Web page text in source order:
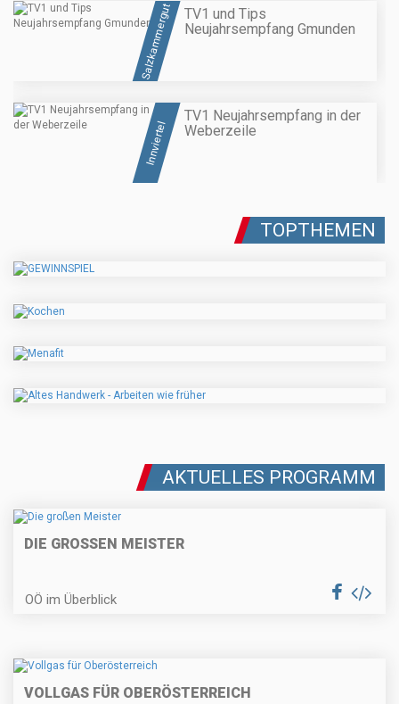
Salzkammergut
TV1 und Tips
Neujahrsempfang Gmunden
Innviertel
TV1 Neujahrsempfang in der
Weberzeile
TOPTHEMEN
AKTUELLES PROGRAMM
DIE GROSSEN MEISTER
OÖ im Überblick
VOLLGAS FÜR OBERÖSTERREICH